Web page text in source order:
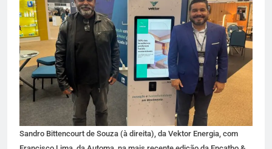
Sandro Bittencourt de Souza (à direita), da Vektor Energia, com